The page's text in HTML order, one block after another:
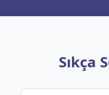
Sıkça